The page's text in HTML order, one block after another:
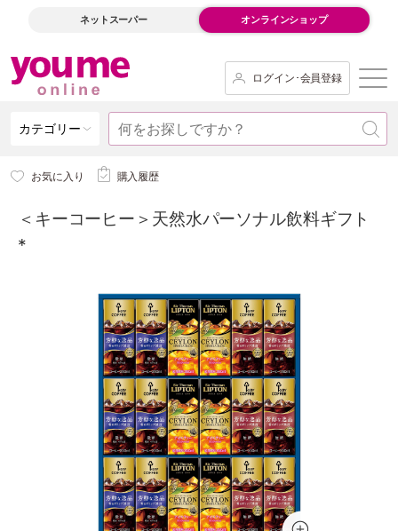
ネットスーパー オンラインショップ
ログイン･会員登録
カテゴリー
お気に入り 購入履歴
＜キーコーヒー＞天然水パーソナル飲料ギフト
*